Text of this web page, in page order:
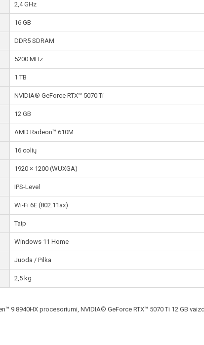
2,4 GHz
16 GB
DDR5 SDRAM
5200 MHz
1 TB
NVIDIA® GeForce RTX™ 5070 Ti
12 GB
AMD Radeon™ 610M
16 colių
1920 × 1200 (WUXGA)
IPS-Level
Wi-Fi 6E (802.11ax)
Taip
Windows 11 Home
Juoda / Pilka
2,5 kg
9 8940HX procesoriumi, NVIDIA® GeForce RTX™ 5070 Ti 12 GB